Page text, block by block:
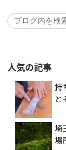
人気の記事
持
と
埼
場